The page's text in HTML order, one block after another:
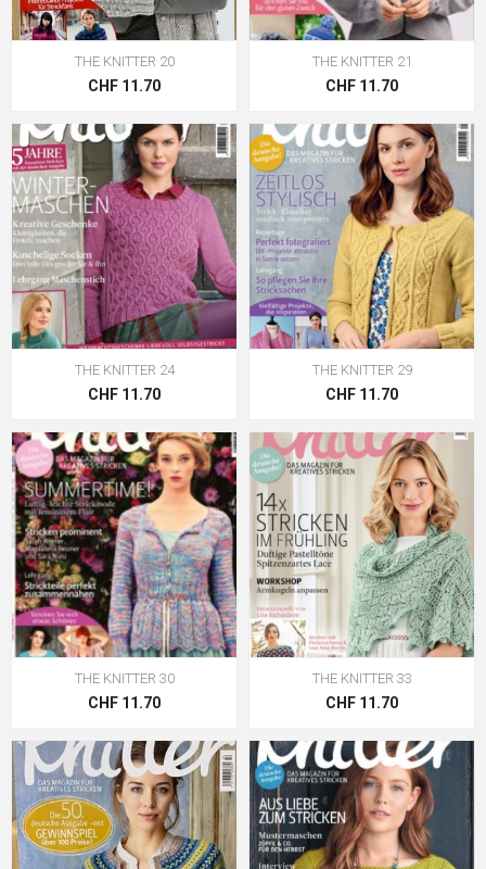
THE KNITTER 20
CHF 11.70
THE KNITTER 21
CHF 11.70
THE KNITTER 24
CHF 11.70
THE KNITTER 29
CHF 11.70
THE KNITTER 30
CHF 11.70
THE KNITTER 33
CHF 11.70